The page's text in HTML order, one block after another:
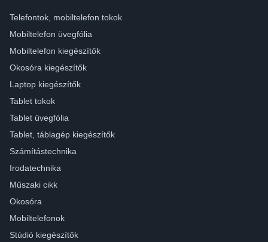
Telefontok, mobiltelefon tokok
Mobiltelefon üvegfólia
Mobiltelefon kiegészítők
Okosóra kiegészítők
Laptop kiegészítők
Tablet tokok
Tablet üvegfólia
Tablet, táblagép kiegészítők
Számítástechnika
Irodatechnika
Műszaki cikk
Okosóra
Mobiltelefonok
Stúdió kiegészítők